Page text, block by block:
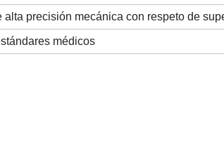
precisión mecánica con respeto de
médicos